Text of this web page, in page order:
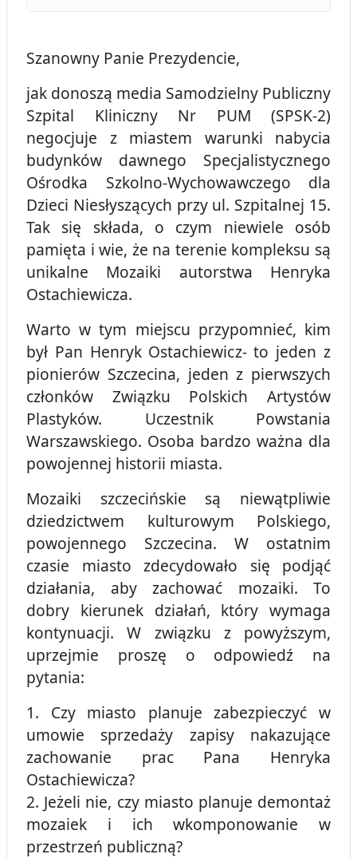
Szanowny Panie Prezydencie,
jak donoszą media Samodzielny Publiczny
Szpital Kliniczny Nr PUM (SPSK-2)
negocjuje z miastem warunki nabycia
budynków dawnego Specjalistycznego
Ośrodka Szkolno-Wychowawczego dla
Dzieci Niesłyszących przy ul. Szpitalnej 15.
Tak się składa, o czym niewiele osób
pamięta i wie, że na terenie kompleksu są
unikalne Mozaiki autorstwa Henryka
Ostachiewicza.
Warto w tym miejscu przypomnieć, kim
był Pan Henryk Ostachiewicz- to jeden z
pionierów Szczecina, jeden z pierwszych
członków Związku Polskich Artystów
Plastyków. Uczestnik Powstania
Warszawskiego. Osoba bardzo ważna dla
powojennej historii miasta.
Mozaiki szczecińskie są niewątpliwie
dziedzictwem kulturowym Polskiego,
powojennego Szczecina. W ostatnim
czasie miasto zdecydowało się podjąć
działania, aby zachować mozaiki. To
dobry kierunek działań, który wymaga
kontynuacji. W związku z powyższym,
uprzejmie proszę o odpowiedź na
pytania:
1. Czy miasto planuje zabezpieczyć w
umowie sprzedaży zapisy nakazujące
zachowanie prac Pana Henryka
Ostachiewicza?
2. Jeżeli nie, czy miasto planuje demontaż
mozaiek i ich wkomponowanie w
przestrzeń publiczną?